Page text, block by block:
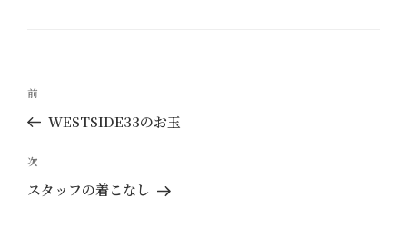
投
ナ
ビ
ゲ
過
去
投
稿
前
WESTSIDE33のお玉
次
の
次
スタッフの着こなし